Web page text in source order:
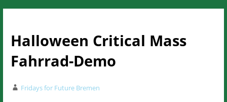
Halloween Critical Mass
Fahrrad-Demo
Fridays for Future Bremen